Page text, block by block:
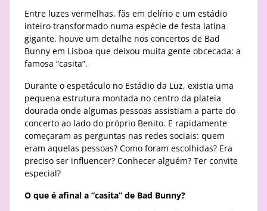
Entre luzes vermelhas, fãs em delírio e um estádio
inteiro transformado numa espécie de festa latina
gigante, houve um detalhe nos concertos de Bad
Bunny em Lisboa que deixou muita gente obcecada: a
famosa “casita”.
Durante o espetáculo no Estádio da Luz, existia uma
pequena estrutura montada no centro da plateia
dourada onde algumas pessoas assistiam a parte do
concerto ao lado do próprio Benito. E rapidamente
começaram as perguntas nas redes sociais: quem
eram aquelas pessoas? Como foram escolhidas? Era
preciso ser influencer? Conhecer alguém? Ter convite
especial?
O que é afinal a “casita” de Bad Bunny?